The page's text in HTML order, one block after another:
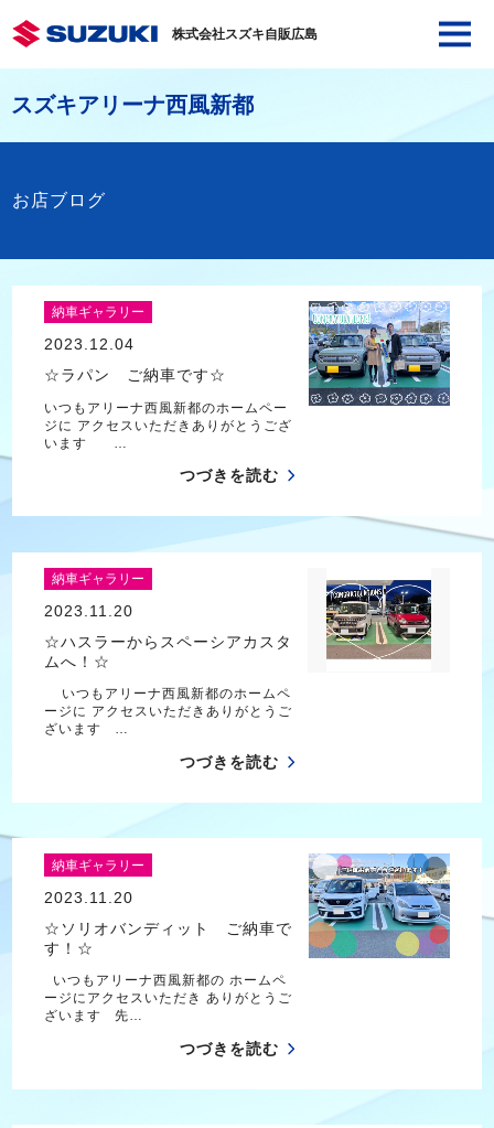
株式会社スズキ自販広島
スズキアリーナ西風新都
お店ブログ
納車ギャラリー
2023.12.04
☆ラパン ご納車です☆
いつもアリーナ西風新都のホームペー
ジに アクセスいただきありがとうござ
います …
つづきを読む
納車ギャラリー
2023.11.20
☆ハスラーからスペーシアカスタ
ムへ！☆
いつもアリーナ西風新都のホームペ
ージに アクセスいただきありがとうご
ざいます …
つづきを読む
納車ギャラリー
2023.11.20
☆ソリオバンディット ご納車で
す！☆
いつもアリーナ西風新都の ホームペ
ージにアクセスいただき ありがとうご
ざいます 先…
つづきを読む